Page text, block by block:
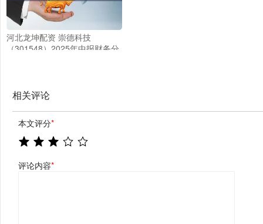
河北龙坤配资 崇德科技
（301548）2025年中报财务分
相关评论
本文评分*
评论内容*